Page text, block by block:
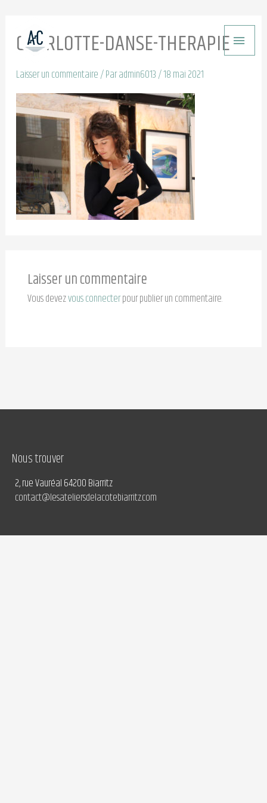
contenuCHARLOTTE-DANSE-THERAPIE
Laisser un commentaire/ Paradmin6013/18 mai 2021
Laisser un commentaire
Vous devezvous connecterpour publier un commentaire.
Nous trouver
2, rue Vauréal 64200 Biarritz
contact@lesateliersdelacotebiarritz.com